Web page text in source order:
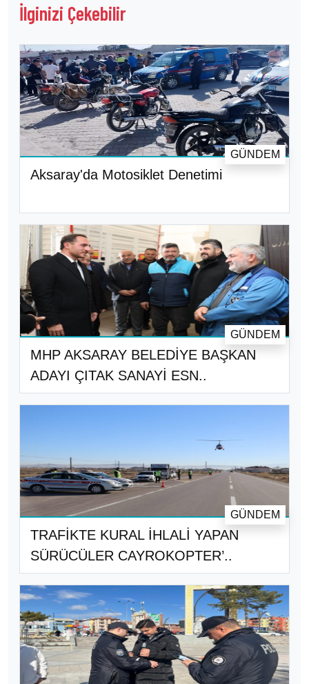
İlginizi Çekebilir
Aksaray'da Motosiklet Denetimi
GÜNDEM
MHP AKSARAY BELEDİYE BAŞKAN
ADAYI ÇITAK SANAYİ ESN..
GÜNDEM
TRAFİKTE KURAL İHLALİ YAPAN
SÜRÜCÜLER CAYROKOPTER’..
GÜNDEM